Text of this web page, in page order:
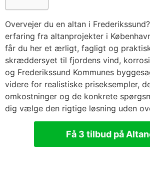
Overvejer du en altan i
erfaring fra altanprojekter i
får du her et ærligt, fagligt og
skræddersyet til fjordens vind,
og Frederikssund Kommunes
videre for realistiske priseksempler,
omkostninger og de konkrete
dig vælge den rigtige løsning uden
Få 3 tilbud på